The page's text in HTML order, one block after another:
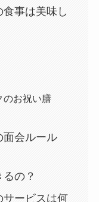
事は美味し
のお祝い膳
面会ルール
の？
サービスは何